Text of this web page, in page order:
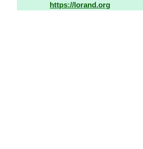
https://lorand.org